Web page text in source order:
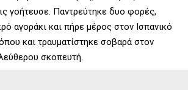
γοήτευσε. Παντρεύτηκε δυο φορές,
αγοράκι και πήρε μέρος στον Ισπανικό
και τραυματίστηκε σοβαρά στον
σκοπευτή.